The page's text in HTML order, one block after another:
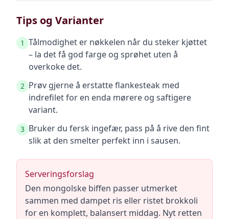
Tips og Varianter
1 Tålmodighet er nøkkelen når du steker kjøttet
– la det få god farge og sprøhet uten å
overkoke det.
2 Prøv gjerne å erstatte flankesteak med
indrefilet for en enda mørere og saftigere
variant.
3 Bruker du fersk ingefær, pass på å rive den fint
slik at den smelter perfekt inn i sausen.
Serveringsforslag
Den mongolske biffen passer utmerket
sammen med dampet ris eller ristet brokkoli
for en komplett, balansert middag. Nyt retten